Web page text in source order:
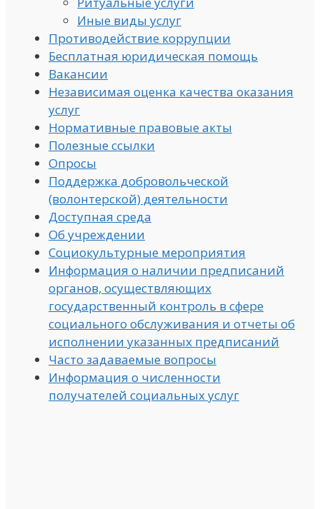
Иные виды услуг
Противодействие коррупции
Бесплатная юридическая помощь
Вакансии
Независимая оценка качества оказания
услуг
Нормативные правовые акты
Полезные ссылки
Опросы
Поддержка добровольческой
(волонтерской) деятельности
Доступная среда
Об учреждении
Социокультурные мероприятия
Информация о наличии предписаний
органов, осуществляющих
государственный контроль в сфере
социального обслуживания и отчеты об
исполнении указанных предписаний
Часто задаваемые вопросы
Информация о численности
получателей социальных услуг